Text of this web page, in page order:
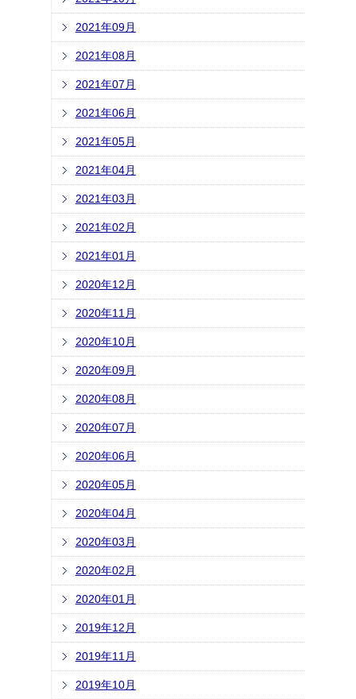
2021年09月
2021年08月
2021年07月
2021年06月
2021年05月
2021年04月
2021年03月
2021年02月
2021年01月
2020年12月
2020年11月
2020年10月
2020年09月
2020年08月
2020年07月
2020年06月
2020年05月
2020年04月
2020年03月
2020年02月
2020年01月
2019年12月
2019年11月
2019年10月